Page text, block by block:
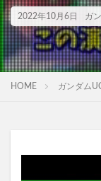
2022年10月6日 ガ
HOME ガンダム